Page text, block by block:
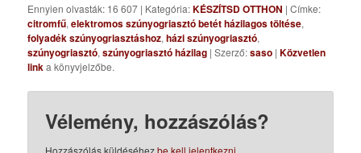
Ennyien olvasták: 16 607 | Kategória:KÉSZÍTSD OTTHON | Címke:
citromfű,elektromos szúnyogriasztó betét házilagos töltése,
folyadék szúnyogriasztáshoz,házi szúnyogriasztó,
szúnyogriasztó,szúnyogriasztó házilag | Szerző:saso |Közvetlen
linka könyvjelzőbe.
Vélemény, hozzászólás?
Hozzászólás küldéséhezbe kell jelentkezni